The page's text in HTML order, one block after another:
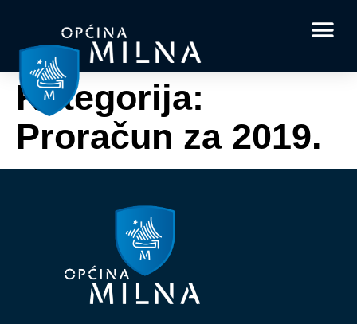
Kategorija:
Proračun za 2019.